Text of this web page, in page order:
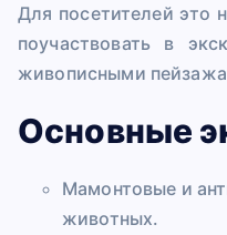
Для посетителей это
поучаствовать в
живописными
Основные
Мамонтовые и
животных.